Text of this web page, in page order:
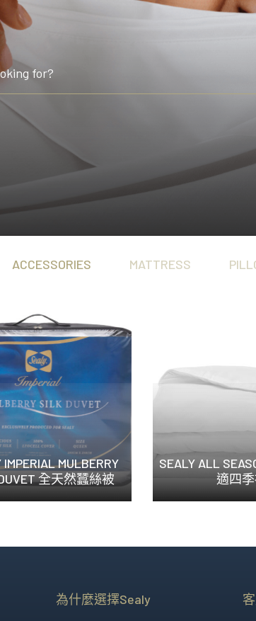
澳洲製造、體現
ACCESSORIES MATTRESS
IMPERIAL MULBERRY
全天然蠶絲被
SEALY ALL
適四
為什麼選擇Sealy